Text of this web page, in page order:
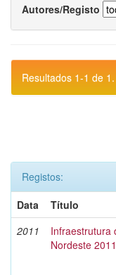
Autores/Registo
Resultados 1-1 de 1.
Registos:
Data
Título
2011
Infraestrutura
Nordeste 2011